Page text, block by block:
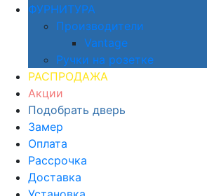
ФУРНИТУРА
Производители
Vantage
Ручки на розетке
РАСПРОДАЖА
Акции
Подобрать дверь
Замер
Оплата
Рассрочка
Доставка